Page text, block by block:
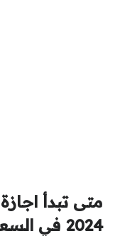
متى تبدأ
2024 في السعودية